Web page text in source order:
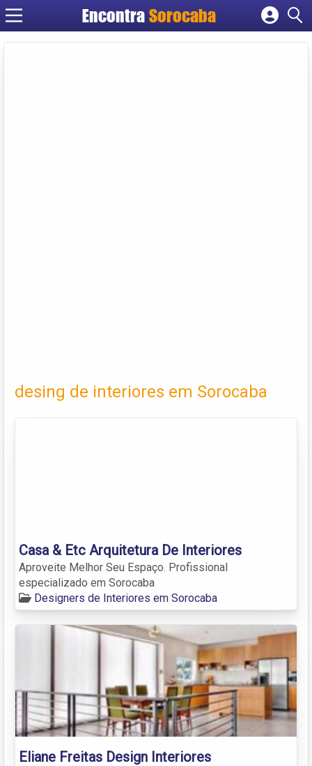
EncontraSorocaba
Cadastrar empresa
desing de interiores em Sorocaba
Casa & Etc Arquitetura De Interiores
Aproveite Melhor Seu Espaço. Profissional
especializado em Sorocaba
Designers de Interiores em Sorocaba
Eliane Freitas Design Interiores